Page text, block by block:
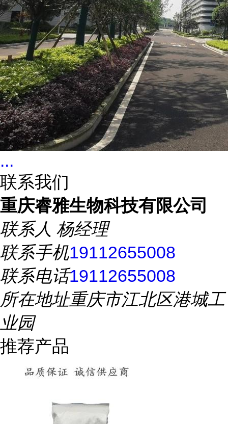
...
联系我们
重庆睿雅生物科技有限公司
联系人 杨经理
联系手机19112655008
联系电话19112655008
所在地址重庆市江北区港城工
业园
推荐产品